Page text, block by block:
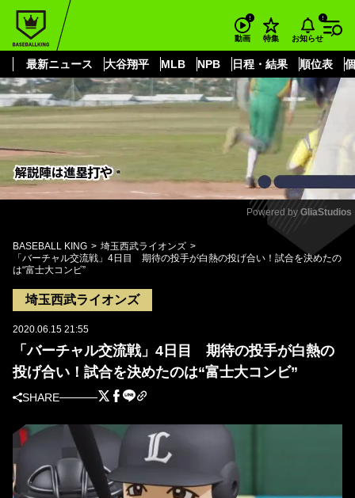
動画 特集 お知らせ
最新ニュース 大谷翔平 MLB NPB 日程・結果 順位表
もっと見る
Mute
Powered by GliaStudios
BASEBALL KING
埼玉西武ライオンズ
「バーチャル交流戦」4日目 期待の投手が白熱の投げ合い！試合を決めたの
は“富士大コンビ”
埼玉西武ライオンズ
2020.06.15 21:55
「バーチャル交流戦」4日目 期待の投手が白熱の
投げ合い！試合を決めたのは“富士大コンビ”
SHARE